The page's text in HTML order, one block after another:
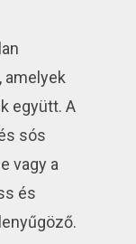
amelyek
együtt. A
sós
vagy a
és